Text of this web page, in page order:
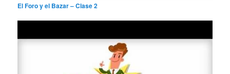
El Foro y el Bazar – Clase 2